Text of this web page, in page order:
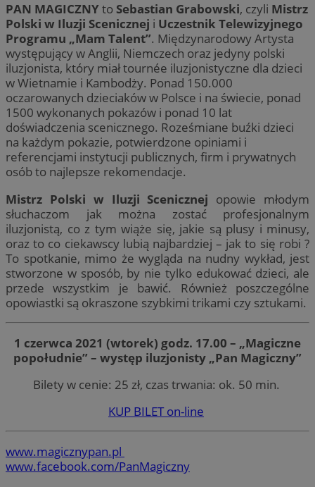
PAN MAGICZNYto Sebastian Grabowski, czyli Mistrz
Polski w Iluzji Scenicznej i Uczestnik Telewizyjnego
Programu „Mam Talent”. Międzynarodowy Artysta
występujący w Anglii, Niemczech oraz jedyny polski
iluzjonista, który miał tournée iluzjonistyczne dla dzieci
w Wietnamie i Kambodży. Ponad 150.000
oczarowanych dzieciaków w Polsce i na świecie, ponad
1500 wykonanych pokazów i ponad 10 lat
doświadczenia scenicznego. Roześmiane buźki dzieci
na każdym pokazie, potwierdzone opiniami i
referencjami instytucji publicznych, firm i prywatnych
osób to najlepsze rekomendacje.
Mistrz Polski w Iluzji Scenicznej opowie młodym
słuchaczom jak można zostać profesjonalnym
iluzjonistą, co z tym wiąże się, jakie są plusy i minusy,
oraz to co ciekawscy lubią najbardziej – jak to się robi ?
To spotkanie, mimo że wygląda na nudny wykład, jest
stworzone w sposób, by nie tylko edukować dzieci, ale
przede wszystkim je bawić. Również poszczególne
opowiastki są okraszone szybkimi trikami czy sztukami.
1 czerwca 2021 (wtorek) godz. 17.00 – „Magiczne
popołudnie” – występ iluzjonisty „Pan Magiczny”
Bilety w cenie: 25 zł, czas trwania: ok. 50 min.
KUP BILET on-line
www.magicznypan.pl
www.facebook.com/PanMagiczny